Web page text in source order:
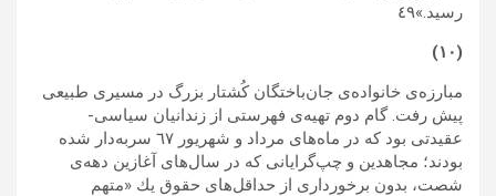
رسيد.»٤٩
(١٠)
مبارزه‌ى خانواده‌ى جان‌باختگان كُشتار بزرگ در مسیر‌ی طبیعی
پیش رفت. گام دوم تهيه‌ی فهرستى از زندانيان سياسى‌-
عقيدتى بود كه در ماه‌هاى مرداد و شهريور ٦٧ سربه‌دار شده
بودند؛ مجاهدين و چپ‌گرايانى كه در سال‌هاى آغازين دهه‌ى
شصت، بدون برخوردارى از حداقل‌هاى حقوق يك «متهم